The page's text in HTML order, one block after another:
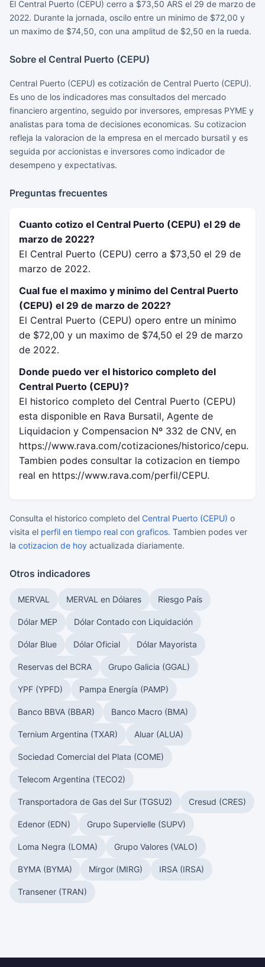
El Central Puerto (CEPU) cerro a $73,50 ARS el 29 de marzo de
2022. Durante la jornada, oscilo entre un minimo de $72,00 y
un maximo de $74,50, con una amplitud de $2,50 en la rueda.
Sobre el Central Puerto (CEPU)
Central Puerto (CEPU) es cotización de Central Puerto (CEPU).
Es uno de los indicadores mas consultados del mercado
financiero argentino, seguido por inversores, empresas PYME y
analistas para toma de decisiones economicas. Su cotizacion
refleja la valoracion de la empresa en el mercado bursatil y es
seguida por accionistas e inversores como indicador de
desempeno y expectativas.
Preguntas frecuentes
Cuanto cotizo el Central Puerto (CEPU) el 29 de
marzo de 2022?
El Central Puerto (CEPU) cerro a $73,50 el 29 de
marzo de 2022.
Cual fue el maximo y minimo del Central Puerto
(CEPU) el 29 de marzo de 2022?
El Central Puerto (CEPU) opero entre un minimo
de $72,00 y un maximo de $74,50 el 29 de marzo
de 2022.
Donde puedo ver el historico completo del
Central Puerto (CEPU)?
El historico completo del Central Puerto (CEPU)
esta disponible en Rava Bursatil, Agente de
Liquidacion y Compensacion Nº 332 de CNV, en
https://www.rava.com/cotizaciones/historico/cepu.
Tambien podes consultar la cotizacion en tiempo
real en https://www.rava.com/perfil/CEPU.
Consulta el historico completo del Central Puerto (CEPU) o
visita el perfil en tiempo real con graficos. Tambien podes ver
la cotizacion de hoy actualizada diariamente.
Otros indicadores
MERVAL MERVAL en Dólares Riesgo País
Dólar MEP Dólar Contado con Liquidación
Dólar Blue Dólar Oficial Dólar Mayorista
Reservas del BCRA Grupo Galicia (GGAL)
YPF (YPFD) Pampa Energía (PAMP)
Banco BBVA (BBAR) Banco Macro (BMA)
Ternium Argentina (TXAR) Aluar (ALUA)
Sociedad Comercial del Plata (COME)
Telecom Argentina (TECO2)
Transportadora de Gas del Sur (TGSU2) Cresud (CRES)
Edenor (EDN) Grupo Supervielle (SUPV)
Loma Negra (LOMA) Grupo Valores (VALO)
BYMA (BYMA) Mirgor (MIRG) IRSA (IRSA)
Transener (TRAN)